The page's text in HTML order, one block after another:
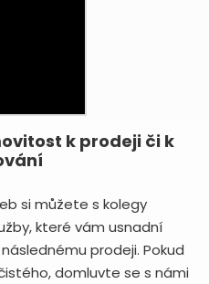
k prodeji či k
si můžete s kolegy
které vám usnadní
prodeji. Pokud
domluvte se s námi